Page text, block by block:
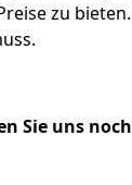
zu bieten.
Sie uns noch